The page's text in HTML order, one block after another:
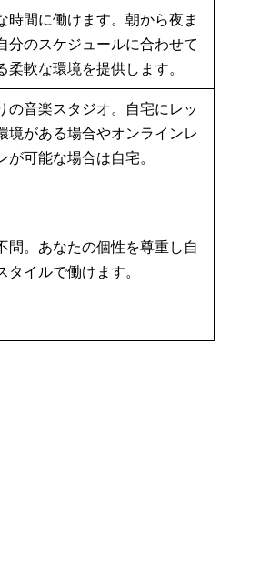
時間に働けます。朝から夜ま
分のスケジュールに合わせて
柔軟な環境を提供します。
の音楽スタジオ。自宅にレッ
境がある場合やオンラインレ
が可能な場合は自宅。
問。あなたの個性を尊重し自
タイルで働けます。